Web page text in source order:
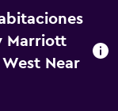
Marriott
Near